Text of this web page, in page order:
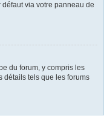
via votre panneau de
du forum, y compris les
détails tels que les forums